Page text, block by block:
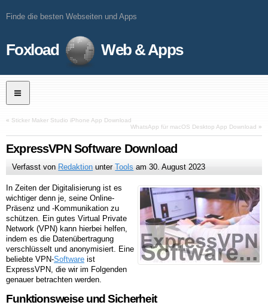
Finde die besten Webseiten und Apps
Foxload Web & Apps
« Sticker Maker Studio iPhone App Download
WhatsApp für macOS Desktop App Download »
ExpressVPN Software Download
Verfasst von Redaktion unterTools am30. August 2023
In Zeiten der Digitalisierung ist es
wichtiger denn je, seine Online-
Präsenz und -Kommunikation zu
schützen. Ein gutes Virtual Private
Network (VPN) kann hierbei helfen,
indem es die Datenübertragung
verschlüsselt und anonymisiert. Eine
beliebte VPN-Software ist
ExpressVPN, die wir im Folgenden
genauer betrachten werden.
Funktionsweise und Sicherheit